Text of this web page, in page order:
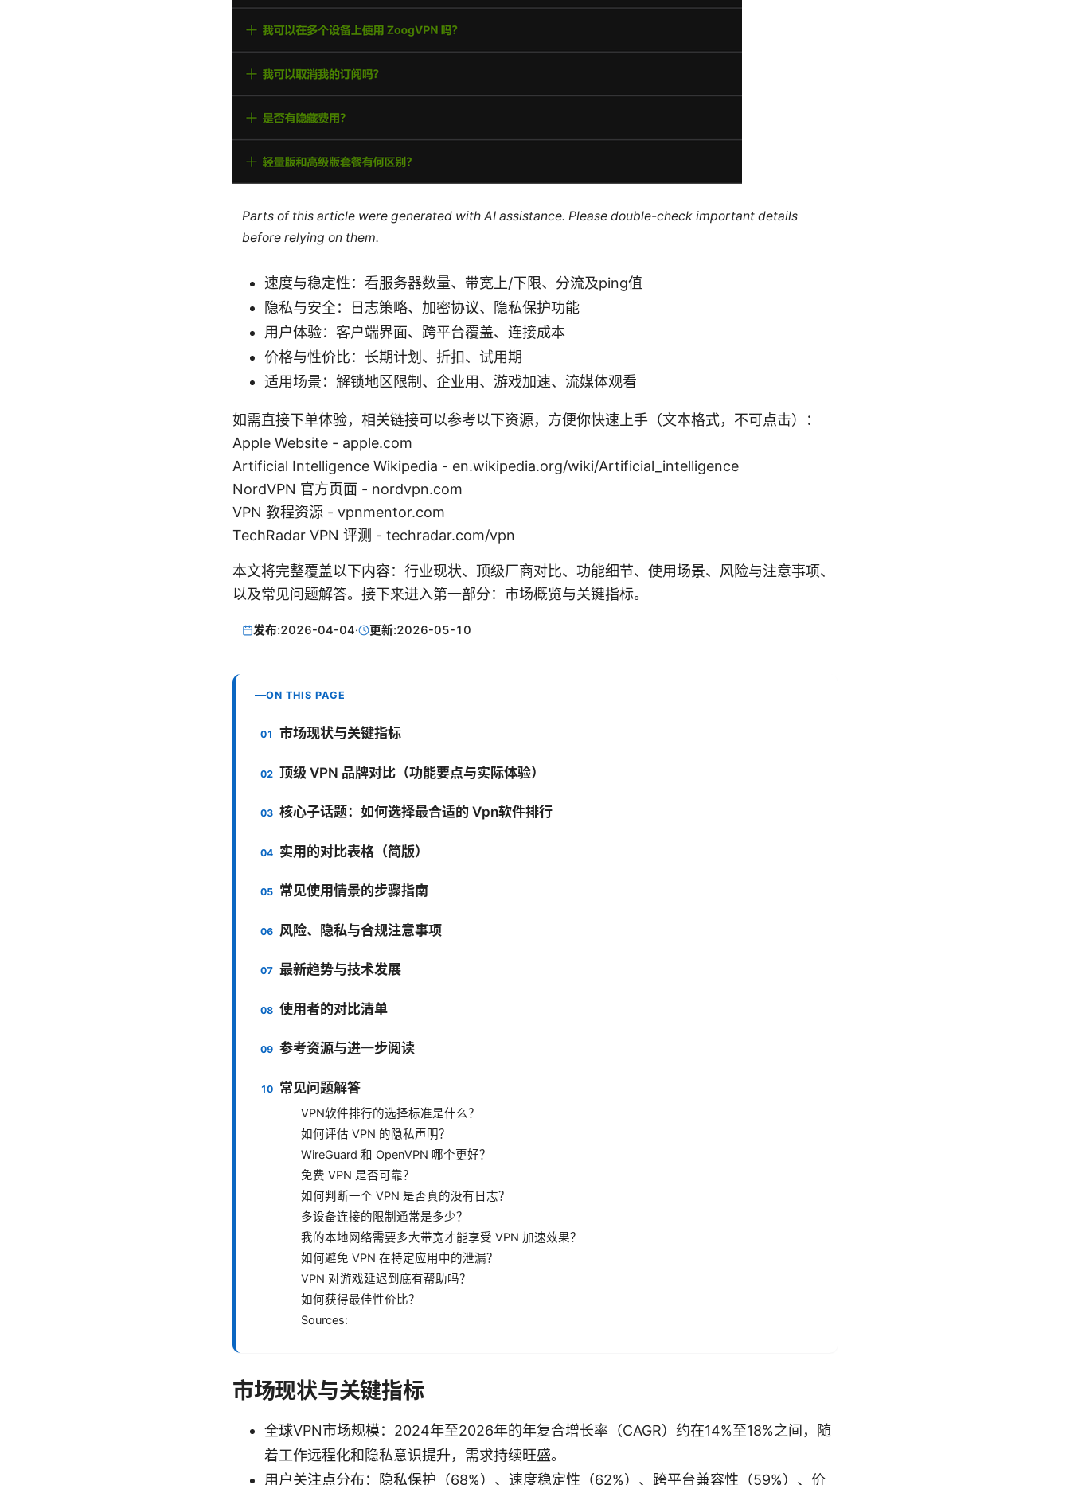
Parts of this article were generated with AI assistance. Please double-check important details
before relying on them.
速度与稳定性：看服务器数量、带宽上/下限、分流及ping值
隐私与安全：日志策略、加密协议、隐私保护功能
用户体验：客户端界面、跨平台覆盖、连接成本
价格与性价比：长期计划、折扣、试用期
适用场景：解锁地区限制、企业用、游戏加速、流媒体观看
如需直接下单体验，相关链接可以参考以下资源，方便你快速上手（文本格式，不可点击）：
Apple Website - apple.com
Artificial Intelligence Wikipedia - en.wikipedia.org/wiki/Artificial_intelligence
NordVPN 官方页面 - nordvpn.com
VPN 教程资源 - vpnmentor.com
TechRadar VPN 评测 - techradar.com/vpn
本文将完整覆盖以下内容：行业现状、顶级厂商对比、功能细节、使用场景、风险与注意事项、
以及常见问题解答。接下来进入第一部分：市场概览与关键指标。
发布:2026-04-04· 更新:2026-05-10
ON THIS PAGE
市场现状与关键指标
顶级 VPN 品牌对比（功能要点与实际体验）
核心子话题：如何选择最合适的 Vpn软件排行
实用的对比表格（简版）
常见使用情景的步骤指南
风险、隐私与合规注意事项
最新趋势与技术发展
使用者的对比清单
参考资源与进一步阅读
常见问题解答
VPN软件排行的选择标准是什么？
如何评估 VPN 的隐私声明？
WireGuard 和 OpenVPN 哪个更好？
免费 VPN 是否可靠？
如何判断一个 VPN 是否真的没有日志？
多设备连接的限制通常是多少？
我的本地网络需要多大带宽才能享受 VPN 加速效果？
如何避免 VPN 在特定应用中的泄漏？
VPN 对游戏延迟到底有帮助吗？
如何获得最佳性价比？
Sources:
市场现状与关键指标
全球VPN市场规模：2024年至2026年的年复合增长率（CAGR）约在14%至18%之间，随
着工作远程化和隐私意识提升，需求持续旺盛。
用户关注点分布：隐私保护（68%）、速度稳定性（62%）、跨平台兼容性（59%）、价